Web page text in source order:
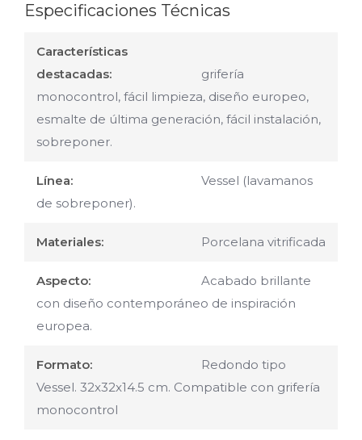
Especificaciones Técnicas
Características
destacadas:
grifería
monocontrol, fácil limpieza, diseño europeo,
esmalte de última generación, fácil instalación,
sobreponer.
Línea:
Vessel (lavamanos
de sobreponer).
Materiales: Porcelana vitrificada
Aspecto:
Acabado brillante
con diseño contemporáneo de inspiración
europea.
Formato:
Redondo tipo
Vessel. 32x32x14.5 cm. Compatible con grifería
monocontrol